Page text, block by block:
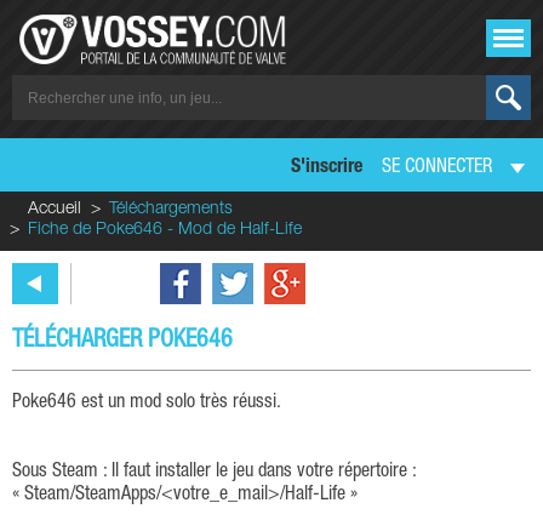
S'inscrire SE CONNECTER
Accueil
Téléchargements
Fiche de Poke646 - Mod de Half-Life
TÉLÉCHARGER POKE646
Poke646 est un mod solo très réussi.
Sous Steam : Il faut installer le jeu dans votre répertoire :
« Steam/SteamApps/<votre_e_mail>/Half-Life »